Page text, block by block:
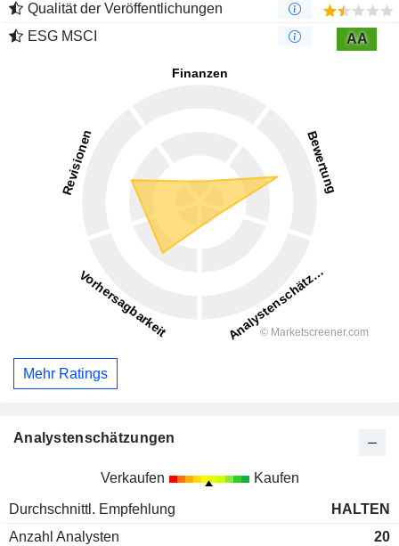
Qualität der Veröffentlichungen
ESG MSCI
AA
Mehr Ratings
Analystenschätzungen
Verkaufen Kaufen
Durchschnittl. Empfehlung
HALTEN
Anzahl Analysten
20